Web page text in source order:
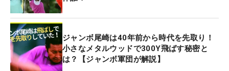
ジャンボ尾崎は40年前から時代を先取り！
小さなメタルウッドで300Y飛ばす秘密と
は？【ジャンボ軍団が解説】